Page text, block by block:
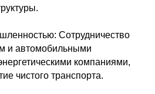
Сотрудничество
и автомобильными
компаниями,
чистого транспорта.